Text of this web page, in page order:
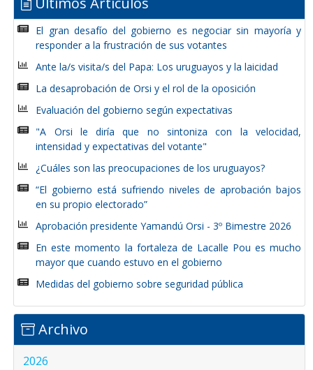
El gran desafío del gobierno es negociar sin mayoría y
responder a la frustración de sus votantes
Ante la/s visita/s del Papa: Los uruguayos y la laicidad
La desaprobación de Orsi y el rol de la oposición
Evaluación del gobierno según expectativas
"A Orsi le diría que no sintoniza con la velocidad,
intensidad y expectativas del votante"
¿Cuáles son las preocupaciones de los uruguayos?
“El gobierno está sufriendo niveles de aprobación bajos
en su propio electorado”
Aprobación presidente Yamandú Orsi - 3º Bimestre 2026
En este momento la fortaleza de Lacalle Pou es mucho
mayor que cuando estuvo en el gobierno
Medidas del gobierno sobre seguridad pública
Archivo
2026